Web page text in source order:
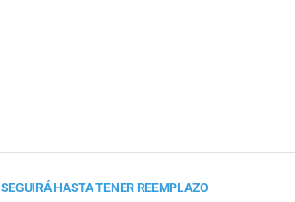
SEGUIRÁ HASTA TENER REEMPLAZO